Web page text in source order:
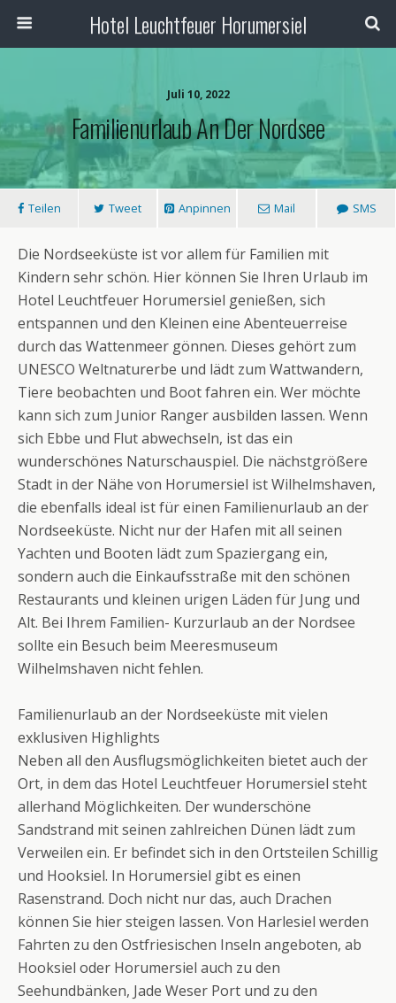
Hotel Leuchtfeuer Horumersiel
Juli 10, 2022
Familienurlaub An Der Nordsee
Teilen Tweet Anpinnen Mail SMS
Die Nordseeküste ist vor allem für Familien mit
Kindern sehr schön. Hier können Sie Ihren Urlaub im
Hotel Leuchtfeuer Horumersiel genießen, sich
entspannen und den Kleinen eine Abenteuerreise
durch das Wattenmeer gönnen. Dieses gehört zum
UNESCO Weltnaturerbe und lädt zum Wattwandern,
Tiere beobachten und Boot fahren ein. Wer möchte
kann sich zum Junior Ranger ausbilden lassen. Wenn
sich Ebbe und Flut abwechseln, ist das ein
wunderschönes Naturschauspiel. Die nächstgrößere
Stadt in der Nähe von Horumersiel ist Wilhelmshaven,
die ebenfalls ideal ist für einen Familienurlaub an der
Nordseeküste. Nicht nur der Hafen mit all seinen
Yachten und Booten lädt zum Spaziergang ein,
sondern auch die Einkaufsstraße mit den schönen
Restaurants und kleinen urigen Läden für Jung und
Alt. Bei Ihrem Familien- Kurzurlaub an der Nordsee
sollte ein Besuch beim Meeresmuseum
Wilhelmshaven nicht fehlen.
Familienurlaub an der Nordseeküste mit vielen
exklusiven Highlights
Neben all den Ausflugsmöglichkeiten bietet auch der
Ort, in dem das Hotel Leuchtfeuer Horumersiel steht
allerhand Möglichkeiten. Der wunderschöne
Sandstrand mit seinen zahlreichen Dünen lädt zum
Verweilen ein. Er befindet sich in den Ortsteilen Schillig
und Hooksiel. In Horumersiel gibt es einen
Rasenstrand. Doch nicht nur das, auch Drachen
können Sie hier steigen lassen. Von Harlesiel werden
Fahrten zu den Ostfriesischen Inseln angeboten, ab
Hooksiel oder Horumersiel auch zu den
Seehundbänken, Jade Weser Port und zu den